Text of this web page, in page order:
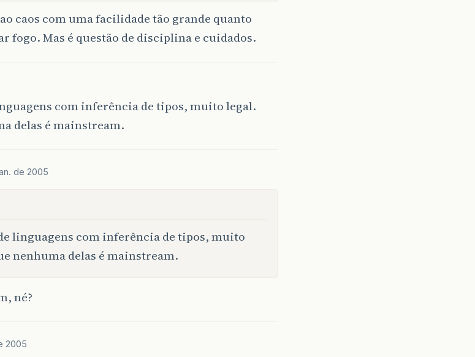
caos com uma facilidade tão grande quanto
fogo. Mas é questão de disciplina e cuidados.
com inferência de tipos, muito legal.
delas é mainstream.
de 2005
linguagens com inferência de tipos, muito
nenhuma delas é mainstream.
né?
2005